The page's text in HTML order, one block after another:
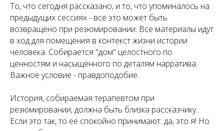
То, что сегодня рассказано, и то, что упоминалось на
предыдущих сессиях - все это может быть
возвращено при резюмировании. Все материалы идут
в ход для помещения в контекст жизни истории
человека. Собирается "дом" целостного по
ценностям и насыщенного по деталям нарратива.
Важное условие - правдоподобие.
История, собираемая терапевтом при
резюмировании, должна быть близка рассказчику.
Если это так, то ее спокойно принимают: да, это я! Но